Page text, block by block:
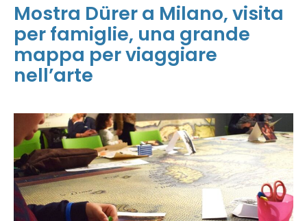
Mostra Dürer a Milano, visita
per famiglie, una grande
mappa per viaggiare
nell’arte